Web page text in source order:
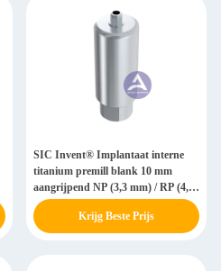
SIC Invent® Implantaat interne
titanium premill blank 10 mm
aangrijpend NP (3,3 mm) / RP (4,2
mm)
Krijg Beste Prijs